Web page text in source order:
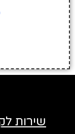
שירות